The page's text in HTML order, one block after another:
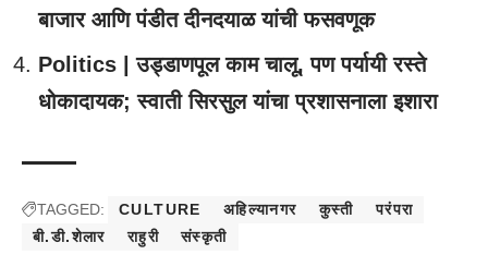
बाजार आणि पंडीत दीनदयाळ यांची फसवणूक
Politics | उड्डाणपूल काम चालू, पण पर्यायी रस्ते
धोकादायक; स्वाती सिरसुल यांचा प्रशासनाला इशारा
TAGGED: CULTURE अहिल्यानगर कुस्ती
परंपरा
बी.डी.शेलार
राहुरी संस्कृती